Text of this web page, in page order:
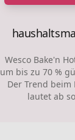
Wesco Bake'n
um bis zu 70 %
Der Trend beim
lautet ab